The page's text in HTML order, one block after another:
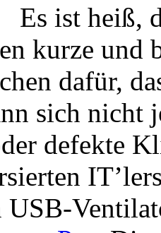
Es ist heiß,
kurze und
dafür,
sich nicht
defekte
USB-